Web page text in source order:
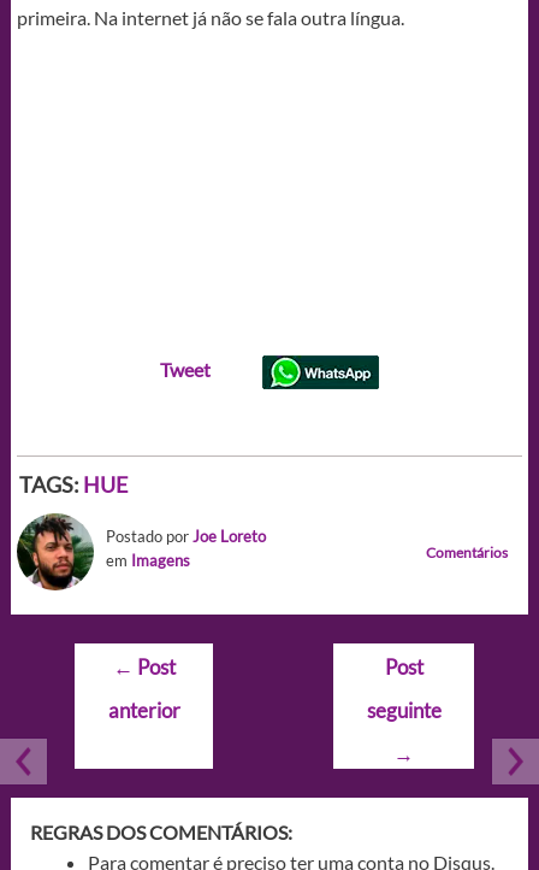
primeira. Na internet já não se fala outra língua.
Tweet
TAGS: HUE
Postado porJoe Loreto
em Imagens Comentários
Navegação
Post
← Post
anterior
Post
seguinte
→
REGRAS DOS COMENTÁRIOS:
Para comentar é preciso ter uma conta no Disqus.